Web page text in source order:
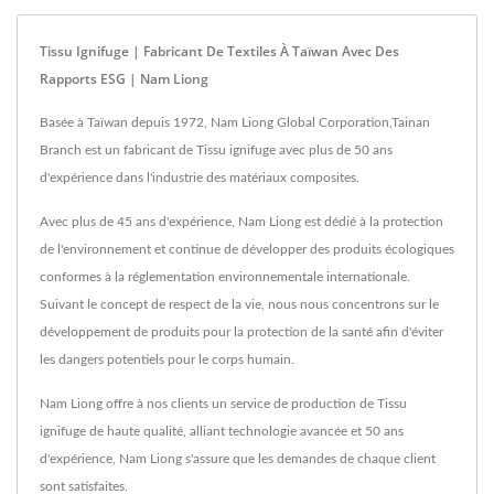
Tissu Ignifuge | Fabricant De Textiles À Taïwan Avec Des
Rapports ESG | Nam Liong
Basée à Taïwan depuis 1972, Nam Liong Global Corporation,Tainan
Branch est un fabricant de Tissu ignifuge avec plus de 50 ans
d'expérience dans l'industrie des matériaux composites.
Avec plus de 45 ans d'expérience, Nam Liong est dédié à la protection
de l'environnement et continue de développer des produits écologiques
conformes à la réglementation environnementale internationale.
Suivant le concept de respect de la vie, nous nous concentrons sur le
développement de produits pour la protection de la santé afin d'éviter
les dangers potentiels pour le corps humain.
Nam Liong offre à nos clients un service de production de Tissu
ignifuge de haute qualité, alliant technologie avancée et 50 ans
d'expérience, Nam Liong s'assure que les demandes de chaque client
sont satisfaites.